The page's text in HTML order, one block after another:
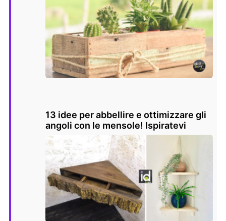
13 idee per abbellire e ottimizzare gli
angoli con le mensole! Ispiratevi